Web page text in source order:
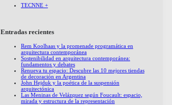
TECNNE +
Entradas recientes
Rem Koolhaas y la promenade programática en
arquitectura contemporánea
Sostenibilidad en arquitectura contemporánea:
fundamentos y debates
Renueva tu espacio: Descubre las 10 mejores tiendas
de decoración en Argentina
John Hejduk y la poética de la suspensión
arquitectónica
Las Meninas de Velázquez según Foucault: espacio,
mirada y estructura de la representación